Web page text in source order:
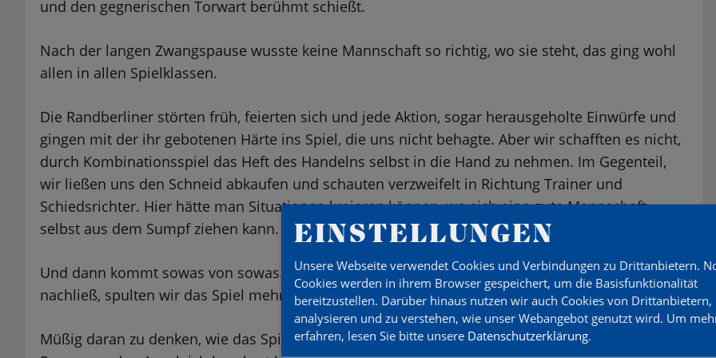
und den gegnerischen Torwart berühmt schießt.
Nach der langen Zwangspause wusste keine Mannschaft so richtig, wo sie steht, das ging wohl
allen in allen Spielklassen.
Die Randberliner störten früh, feierten sich und jede Aktion, sogar herausgeholte Einwürfe und
gingen mit der ihr gebotenen Härte ins Spiel, die uns nicht behagte. Aber wir schafften es nicht,
durch Kombinationsspiel das Heft des Handelns selbst in die Hand zu nehmen. Im Gegenteil,
wir ließen uns den Schneid abkaufen und schauten verzweifelt in Richtung Trainer und
Schiedsrichter. Hier hätte man Situationen kreieren können, wo sich eine gute Mannschaft
selbst aus dem Sumpf ziehen kann.
Und dann kommt sowas von sowas. Während das Engagement der Hohen Neuendorfer nie
nachließ, spulten wir das Spiel mehr oder weniger als eine Pflichtübung herunter.
Müßig daran zu denken, wie das Spiel ausgegangen wäre, wenn V. Kuckeis Kopfball kurz vor der
EINSTELLUNGEN
Unsere Webseite verwendet Cookies und Verbindungen zu Drittanbietern.
Cookies werden in ihrem Browser gespeichert, um die Basisfunktionalität
bereitzustellen. Darüber hinaus nutzen wir auch Cookies von Drittanbietern,
analysieren und zu verstehen, wie unser Webangebot genutzt wird. Um
erfahren, lesen Sie bitte unsere Datenschutzerklärung.